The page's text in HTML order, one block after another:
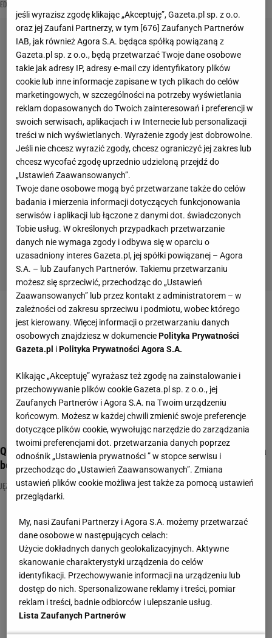
EDUKACJA
Quiz. Lektury na maturę. Sprawdź, czy rozwiążesz te zadania
bezbłędnie!
JĘZYK POLSKI LEKTURA MATURA
jeśli wyrazisz zgodę klikając „Akceptuję”, Gazeta.pl sp. z o.o.
oraz jej Zaufani Partnerzy, w tym [ 676 ] Zaufanych Partnerów
IAB, jak również Agora S.A. będąca spółką powiązaną z
Gazeta.pl sp. z o.o., będą przetwarzać Twoje dane osobowe
takie jak adresy IP, adresy e-mail czy identyfikatory plików
cookie lub inne informacje zapisane w tych plikach do celów
marketingowych, w szczególności na potrzeby wyświetlania
reklam dopasowanych do Twoich zainteresowań i preferencji w
swoich serwisach, aplikacjach i w Internecie lub personalizacji
treści w nich wyświetlanych. Wyrażenie zgody jest dobrowolne.
Jeśli nie chcesz wyrazić zgody, chcesz ograniczyć jej zakres lub
chcesz wycofać zgodę uprzednio udzieloną przejdź do
„Ustawień Zaawansowanych”.
Twoje dane osobowe mogą być przetwarzane także do celów
badania i mierzenia informacji dotyczących funkcjonowania
serwisów i aplikacji lub łączone z danymi dot. świadczonych
Tobie usług. W określonych przypadkach przetwarzanie
danych nie wymaga zgody i odbywa się w oparciu o
uzasadniony interes Gazeta.pl, jej spółki powiązanej – Agora
S.A. – lub Zaufanych Partnerów. Takiemu przetwarzaniu
możesz się sprzeciwić, przechodząc do „Ustawień
Zaawansowanych” lub przez kontakt z administratorem – w
zależności od zakresu sprzeciwu i podmiotu, wobec którego
jest kierowany. Więcej informacji o przetwarzaniu danych
osobowych znajdziesz w dokumencie Polityka Prywatności
Gazeta.pl i Polityka Prywatności Agora S.A.
Klikając „Akceptuję” wyrażasz też zgodę na zainstalowanie i
przechowywanie plików cookie Gazeta.pl sp. z o.o., jej
Zaufanych Partnerów i Agora S.A. na Twoim urządzeniu
końcowym. Możesz w każdej chwili zmienić swoje preferencje
dotyczące plików cookie, wywołując narzędzie do zarządzania
twoimi preferencjami dot. przetwarzania danych poprzez
odnośnik „Ustawienia prywatności ” w stopce serwisu i
przechodząc do „Ustawień Zaawansowanych”. Zmiana
ustawień plików cookie możliwa jest także za pomocą ustawień
przeglądarki.
My, nasi Zaufani Partnerzy i Agora S.A. możemy przetwarzać
dane osobowe w następujących celach:
Użycie dokładnych danych geolokalizacyjnych. Aktywne
skanowanie charakterystyki urządzenia do celów
identyfikacji. Przechowywanie informacji na urządzeniu lub
dostęp do nich. Spersonalizowane reklamy i treści, pomiar
reklam i treści, badnie odbiorców i ulepszanie usług.
Lista Zaufanych Partnerów